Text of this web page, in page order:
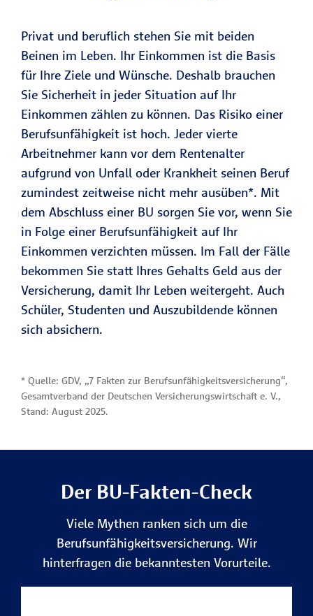
Privat und beruflich stehen Sie mit beiden
Beinen im Leben. Ihr Einkommen ist die Basis
für Ihre Ziele und Wünsche. Deshalb brauchen
Sie Sicherheit in jeder Situation auf Ihr
Einkommen zählen zu können. Das Risiko einer
Berufsunfähigkeit ist hoch. Jeder vierte
Arbeitnehmer kann vor dem Rentenalter
aufgrund von Unfall oder Krankheit seinen Beruf
zumindest zeitweise nicht mehr ausüben*. Mit
dem Abschluss einer BU sorgen Sie vor, wenn Sie
in Folge einer Berufsunfähigkeit auf Ihr
Einkommen verzichten müssen. Im Fall der Fälle
bekommen Sie statt Ihres Gehalts Geld aus der
Versicherung, damit Ihr Leben weitergeht. Auch
Schüler, Studenten und Auszubildende können
sich absichern.
* Quelle: GDV, „7 Fakten zur Berufsunfähigkeitsversicherung“,
Gesamtverband der Deutschen Versicherungswirtschaft e. V.,
Stand: August 2025.
Der BU-Fakten-Check
Viele Mythen ranken sich um die
Berufsunfähigkeitsversicherung. Wir
hinterfragen die bekanntesten Vorurteile.